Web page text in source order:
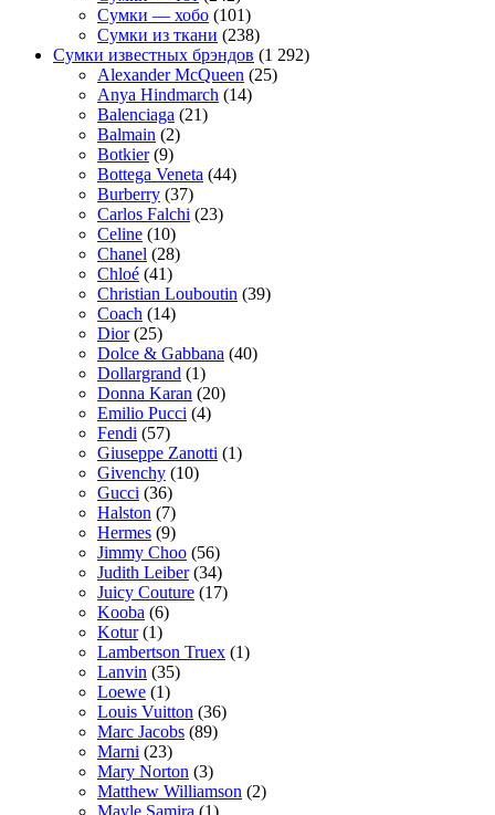
Сумки — хобо (101)
Сумки из ткани (238)
Сумки известных брэндов (1 292)
Alexander McQueen (25)
Anya Hindmarch (14)
Balenciaga (21)
Balmain (2)
Botkier(9)
Bottega Veneta (44)
Burberry (37)
Carlos Falchi (23)
Celine (10)
Chanel (28)
Chloé (41)
Christian Louboutin (39)
Coach (14)
Dior(25)
Dolce & Gabbana (40)
Dollargrand (1)
Donna Karan (20)
Emilio Pucci (4)
Fendi (57)
Giuseppe Zanotti (1)
Givenchy (10)
Gucci (36)
Halston (7)
Hermes (9)
Jimmy Choo (56)
Judith Leiber(34)
Juicy Couture (17)
Kooba (6)
Kotur(1)
Lambertson Truex (1)
Lanvin (35)
Loewe (1)
Louis Vuitton (36)
Marc Jacobs (89)
Marni (23)
Mary Norton (3)
Matthew Williamson (2)
Mayle Samira (1)